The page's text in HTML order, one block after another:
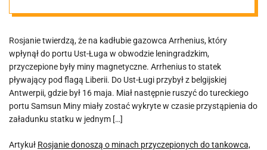
do tankowca,
jaki wpłynął do
ich portu
Rosjanie twierdzą, że na kadłubie gazowca Arrhenius, który
wpłynął do portu Ust-Ługa w obwodzie leningradzkim,
przyczepione były miny magnetyczne. Arrhenius to statek
pływający pod flagą Liberii. Do Ust-Ługi przybył z belgijskiej
Antwerpii, gdzie był 16 maja. Miał następnie ruszyć do tureckiego
portu Samsun Miny miały zostać wykryte w czasie przystąpienia do
załadunku statku w jednym […]
Artykuł Rosjanie donoszą o minach przyczepionych do tankowca,